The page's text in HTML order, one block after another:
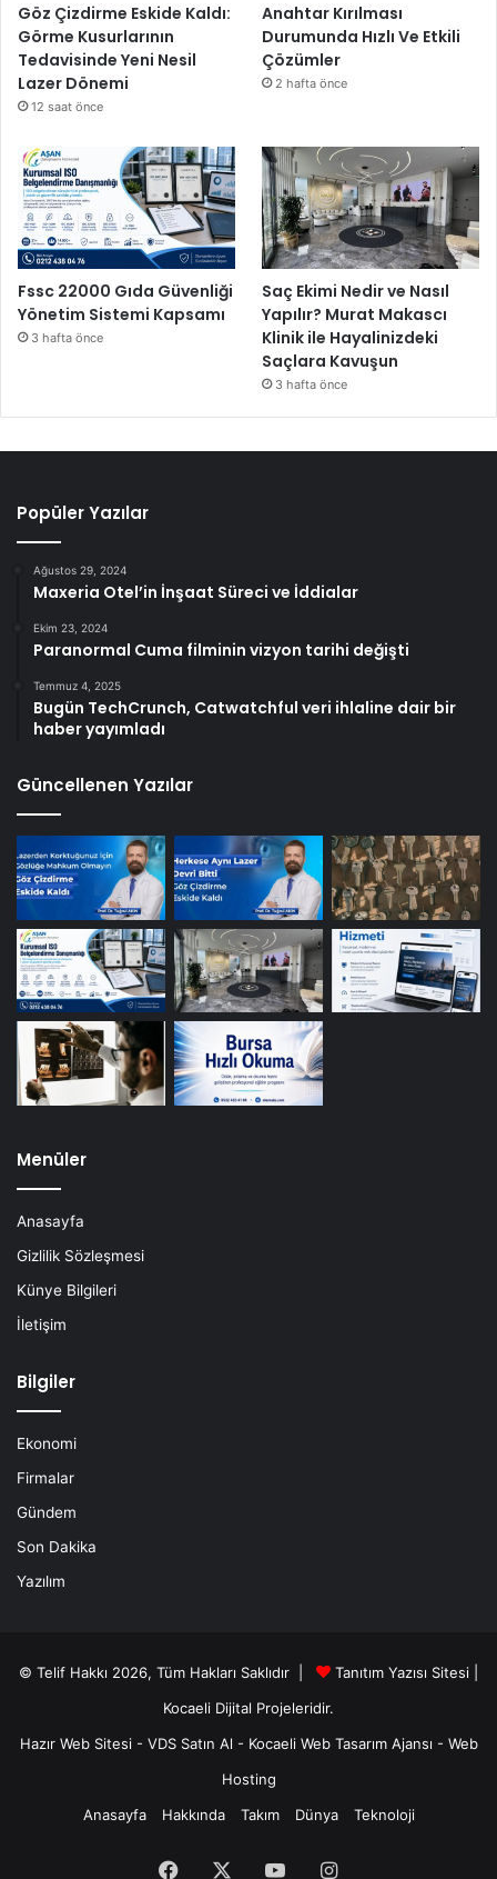
Göz Çizdirme Eskide Kaldı:
Görme Kusurlarının
Tedavisinde Yeni Nesil
Lazer Dönemi
12 saat önce
Anahtar Kırılması
Durumunda Hızlı Ve Etkili
Çözümler
2 hafta önce
Fssc 22000 Gıda Güvenliği
Yönetim Sistemi Kapsamı
3 hafta önce
Saç Ekimi Nedir ve Nasıl
Yapılır? Murat Makascı
Klinik ile Hayalinizdeki
Saçlara Kavuşun
3 hafta önce
Popüler Yazılar
Ağustos 29, 2024
Maxeria Otel’in İnşaat Süreci ve İddialar
Ekim 23, 2024
Paranormal Cuma filminin vizyon tarihi değişti
Temmuz 4, 2025
Bugün TechCrunch, Catwatchful veri ihlaline dair bir
haber yayımladı
Güncellenen Yazılar
Menüler
Anasayfa
Gizlilik Sözleşmesi
Künye Bilgileri
İletişim
Bilgiler
Ekonomi
Firmalar
Gündem
Son Dakika
Yazılım
© Telif Hakkı 2026, Tüm Hakları Saklıdır |
Tanıtım Yazısı Sitesi |
Kocaeli Dijital Projeleridir.
Hazır Web Sitesi- VDS Satın Al - Kocaeli Web Tasarım Ajansı - Web
Hosting
Anasayfa
Hakkında Takım Dünya Teknoloji
Facebook YouTubeInstagram